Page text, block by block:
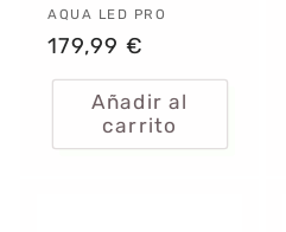
Proveedor:
AQUA LED PRO
Precio
habitual
179,99 €
Añadir al
carrito